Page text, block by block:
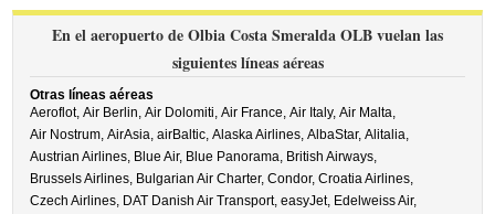
En el aeropuerto de Olbia Costa Smeralda OLB vuelan las
siguientes líneas aéreas
Otras líneas aéreas
Aeroflot,Air Berlin,Air Dolomiti,Air France,Air Italy,Air Malta,
Air Nostrum,AirAsia,airBaltic,Alaska Airlines,AlbaStar,Alitalia,
Austrian Airlines, Blue Air, Blue Panorama, British Airways,
Brussels Airlines, Bulgarian Air Charter,Condor,Croatia Airlines,
Czech Airlines, DAT Danish Air Transport,easyJet, Edelweiss Air,